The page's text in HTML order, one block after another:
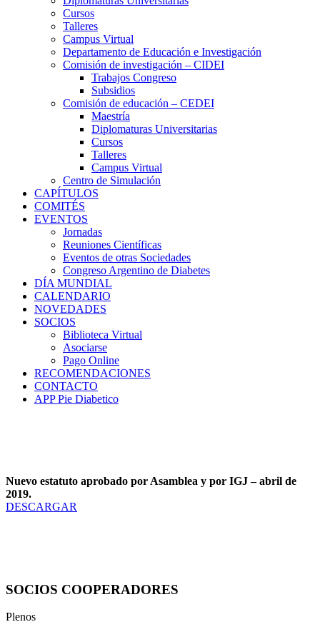
Cursos
Talleres
Campus Virtual
Departamento de Educación e Investigación
Comisión de investigación – CIDEI
Trabajos Congreso
Subsidios
Comisión de educación – CEDEI
Maestría
Diplomaturas Universitarias
Cursos
Talleres
Campus Virtual
Centro de Simulación
CAPÍTULOS
COMITÉS
EVENTOS
Jornadas
Reuniones Científicas
Eventos de otras Sociedades
Congreso Argentino de Diabetes
DÍA MUNDIAL
CALENDARIO
NOVEDADES
SOCIOS
Biblioteca Virtual
Asociarse
Pago Online
RECOMENDACIONES
CONTACTO
APP Pie Diabetico
Nuevo estatuto aprobado por Asamblea y por IGJ – abril de
2019.
DESCARGAR
SOCIOS COOPERADORES
Plenos